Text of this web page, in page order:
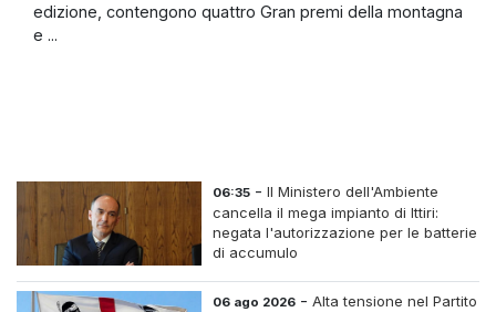
edizione, contengono quattro Gran premi della montagna
e ...
06:35 -Il Ministero dell'Ambiente
cancella il mega impianto di Ittiri:
negata l'autorizzazione per le batterie
di accumulo
06 ago 2026 -Alta tensione nel Partito